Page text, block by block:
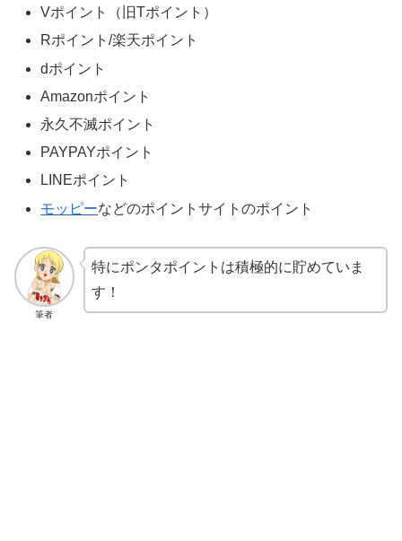
Vポイント（旧Tポイント）
Rポイント/楽天ポイント
dポイント
Amazonポイント
永久不滅ポイント
PAYPAYポイント
LINEポイント
モッピーなどのポイントサイトのポイント
筆者
特にポンタポイントは積極的に貯めていま
す！